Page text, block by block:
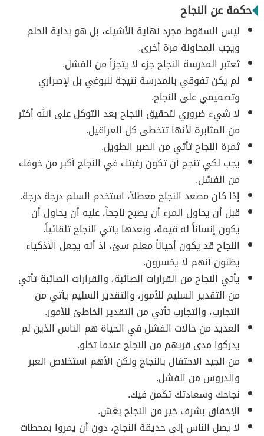
حكمة عن النجاح
ليس السقوط مجرد نهاية الأشياء، بل هو بداية الحلم
ويجب المحاولة مرة أخرى.
تَعتبر المدرسة النجاح جزء لا يتجزأ من الفشل.
لم يكن تفوقي بالمدرسة نتيجة لنبوغي بل لإصراري
وتصميمي على النجاح.
لا شيء ضروري لتحقيق النجاح بعد التوكل على الله أكثر
من المثابرة لأنها تتخطى كل العراقيل.
ثمرة النجاح تأتي من الصبر الطويل.
يجب لكي تنجح أن تكون رغبتك في النجاح أكبر من خوفك
من الفشل.
إذا كان مصعد النجاح معطلاً، استخدم السلم درجة درجة.
قبل أن يحاول المرء أن يصبح ناجحاً، عليه أن يحاول أن
يكون إنساناً له قيمة، وبعدها يأتي النجاح تلقائياً.
النجاح قد يكون أحياناً معلم سئ، إذ أنه يجعل الأذكياء
يظنون أنهم لا يخسرون.
يأتي النجاح من القرارات الصائبة، والقرارات الصائبة تأتي
من التقدير السليم للأمور، والتقدير السليم يأتي من
التجارب، والتجارب تأتي من التقدير الخاطئ للأمور.
العديد من حالات الفشل في الحياة هم الناس الذين لم
يدركوا مدى قربهم من النجاح عندما تخلو.
من الجيد الاحتفال بالنجاح ولكن الأهم استخلاص العبر
والدروس من الفشل.
نجاحك وسعادتك تكمن فيك.
الإخفاق بشرف خير من النجاح بغش.
لا يصل الناس إلى حديقة النجاح، دون أن يمروا بمحطات